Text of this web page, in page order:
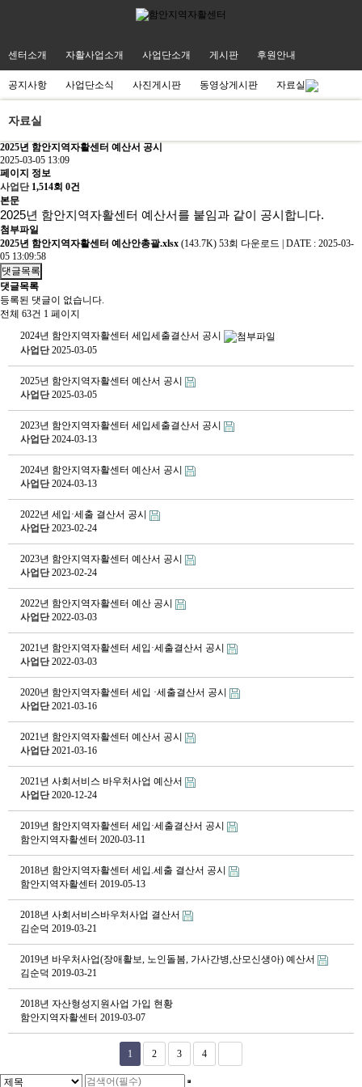
센터소개 자활사업소개 사업단소개 게시판 후원안내
공지사항 사업단소식 사진게시판 동영상게시판 자료실
자료실
2025년 함안지역자활센터 예산서 공시
2025-03-05 13:09
페이지 정보
사업단 1,514회 0건
본문
2025년 함안지역자활센터 예산서를 붙임과 같이 공시합니다.
첨부파일
2025년 함안지역자활센터 예산안총괄.xlsx (143.7K) 53회 다운로드
DATE : 2025-03-
05 13:09:58
댓글목록
댓글목록
등록된 댓글이 없습니다.
전체 63건 1 페이지
2024년 함안지역자활센터 세입세출결산서 공시
사업단 2025-03-05
2025년 함안지역자활센터 예산서 공시
사업단 2025-03-05
2023년 함안지역자활센터 세입세출결산서 공시
사업단 2024-03-13
2024년 함안지역자활센터 예산서 공시
사업단 2024-03-13
2022년 세입·세출 결산서 공시
사업단 2023-02-24
2023년 함안지역자활센터 예산서 공시
사업단 2023-02-24
2022년 함안지역자활센터 예산 공시
사업단 2022-03-03
2021년 함안지역자활센터 세입·세출결산서 공시
사업단 2022-03-03
2020년 함안지역자활센터 세입 ·세출결산서 공시
사업단 2021-03-16
2021년 함안지역자활센터 예산서 공시
사업단 2021-03-16
2021년 사회서비스 바우처사업 예산서
사업단 2020-12-24
2019년 함안지역자활센터 세입·세출결산서 공시
함안지역자활센터 2020-03-11
2018년 함안지역자활센터 세입.세출 결산서 공시
함안지역자활센터 2019-05-13
2018년 사회서비스바우처사업 결산서
김순덕 2019-03-21
2019년 바우처사업(장애활보, 노인돌봄, 가사간병,산모신생아) 예산서
김순덕 2019-03-21
2018년 자산형성지원사업 가입 현황
함안지역자활센터 2019-03-07
1 2 3 4